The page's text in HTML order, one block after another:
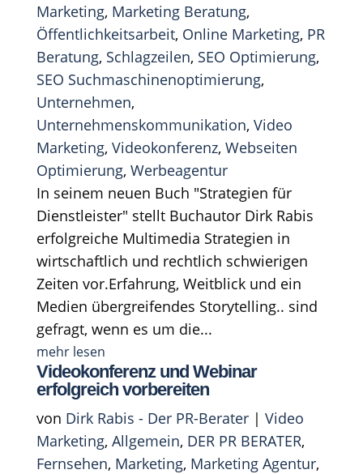
Marketing, Marketing Beratung,
Öffentlichkeitsarbeit, Online Marketing, PR
Beratung, Schlagzeilen, SEO Optimierung,
SEO Suchmaschinenoptimierung,
Unternehmen,
Unternehmenskommunikation, Video
Marketing, Videokonferenz, Webseiten
Optimierung, Werbeagentur
In seinem neuen Buch "Strategien für
Dienstleister" stellt Buchautor Dirk Rabis
erfolgreiche Multimedia Strategien in
wirtschaftlich und rechtlich schwierigen
Zeiten vor.Erfahrung, Weitblick und ein
Medien übergreifendes Storytelling.. sind
gefragt, wenn es um die...
mehr lesen
Videokonferenz und Webinar
erfolgreich vorbereiten
von Dirk Rabis - Der PR-Berater| Video
Marketing, Allgemein, DER PR BERATER,
Fernsehen, Marketing, Marketing Agentur,